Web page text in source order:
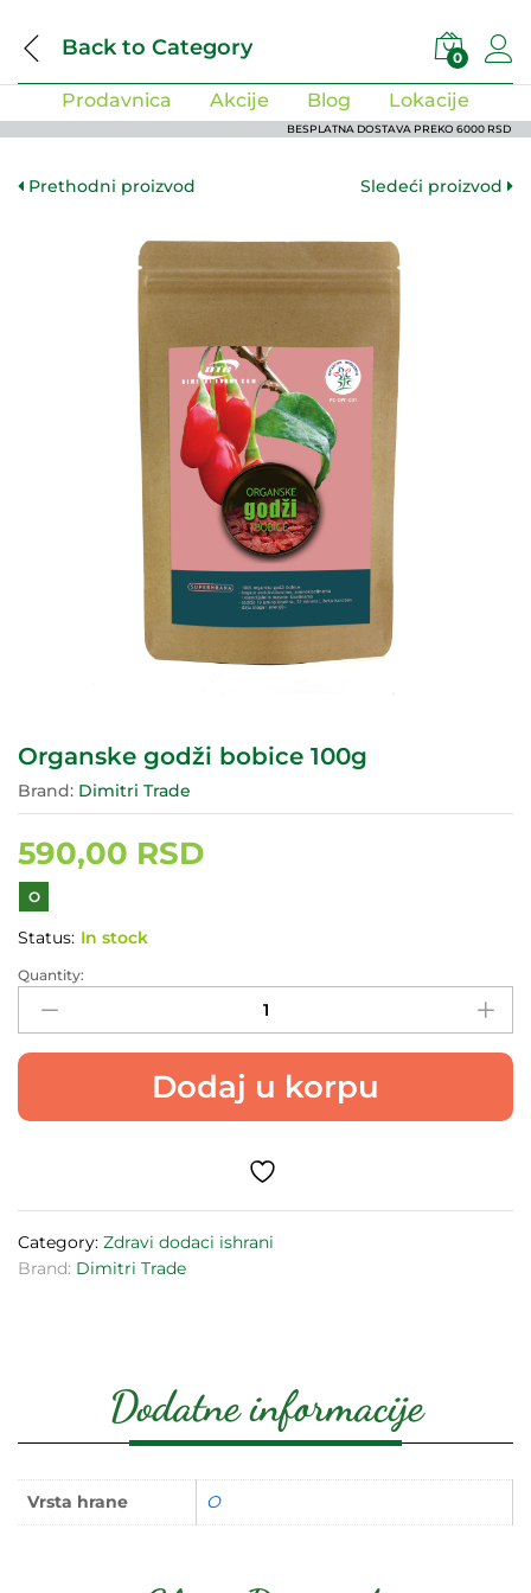
Back to Category 0
Prodavnica Akcije Blog Lokacije
BESPLATNA DOSTAVA PREKO 6000 RSD
Prethodni proizvod Sledeći proizvod
Organske godži bobice 100g
Brand: Dimitri Trade
590,00 RSD
O
Status: In stock
Organske
godži
bobice
100g
Quantity:
Dodaj u korpu
Category: Zdravi dodaci ishrani
Brand: Dimitri Trade
Dodatne informacije
Vrsta hrane O